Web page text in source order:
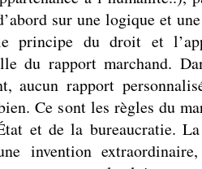
sur une logique et
principe du droit et
du rapport marchand.
aucun rapport
Ce sont les règles du
et de la bureaucratie.
invention